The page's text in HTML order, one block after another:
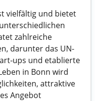
vielfältig und bietet
zahlreiche
darunter das UN-
ups und etablierte
in Bonn wird
attraktive
Angebot